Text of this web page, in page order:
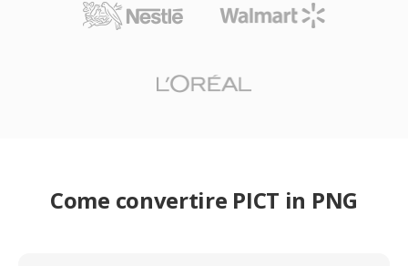
Come convertire PICT in PNG